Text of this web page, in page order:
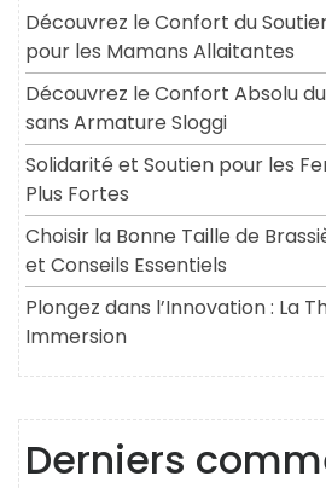
Découvrez le Confort du
pour les Mamans Allaitantes
Découvrez le Confort Absolu
sans Armature Sloggi
Solidarité et Soutien pour les
Plus Fortes
Choisir la Bonne Taille de
et Conseils Essentiels
Plongez dans l’Innovation : La
Immersion
Derniers